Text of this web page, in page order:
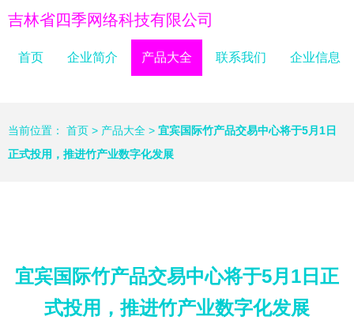
吉林省四季网络科技有限公司
首页 企业简介 产品大全 联系我们 企业信息
当前位置： 首页 > 产品大全 > 宜宾国际竹产品交易中心将于5月1日
正式投用，推进竹产业数字化发展
宜宾国际竹产品交易中心将于5月1日正
式投用，推进竹产业数字化发展